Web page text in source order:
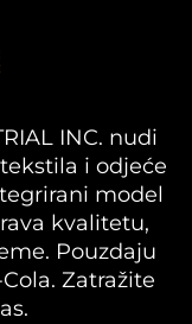
INC. nudi
i odjeće
model
kvalitetu,
Pouzdaju
Zatražite